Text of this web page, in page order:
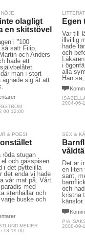
NÖJE
olagligt
en skitstövel
i "100
så satt Filip,
och Anders
hade ett
man i stort
ägnade sig åt att
00:12:00
Egen
Var till
illvillig
hade
och
i
alla
Han sa;
2004-06-
& POESI
röda stugan
och gasspisen
i det pyttelilla
det enda vi hade
vår mat på. Vårt
med
stenhällar och
buske och
MEIJER
13:19:00
SEX &
Det är
en liten
sant,
och
kristna
känslor.
PIA
2008-09-